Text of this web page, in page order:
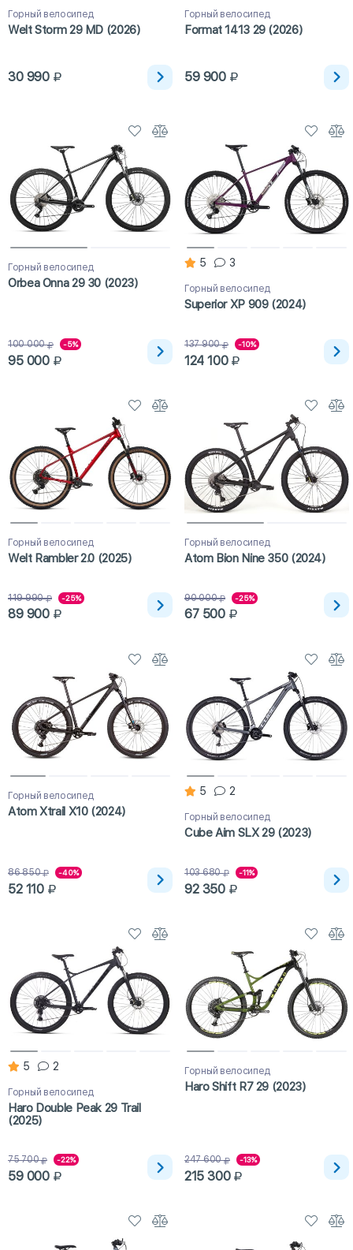
Горный велосипед
Welt Storm 29 MD (2026)
30 990
Горный велосипед
Format 1413 29 (2026)
59 900
Горный велосипед
Orbea Onna 29 30 (2023)
100 000 -5%
95 000
5 3
Горный велосипед
Superior XP 909 (2024)
137 900 -10%
124 100
Горный велосипед
Welt Rambler 2.0 (2025)
119 990 -25%
89 900
Горный велосипед
Atom Bion Nine 350 (2024)
90 000 -25%
67 500
Горный велосипед
Atom Xtrail X10 (2024)
86 850 -40%
52 110
5 2
Горный велосипед
Cube Aim SLX 29 (2023)
103 680 -11%
92 350
5 2
Горный велосипед
Haro Double Peak 29 Trail
(2025)
75 700 -22%
59 000
Горный велосипед
Haro Shift R7 29 (2023)
247 600 -13%
215 300